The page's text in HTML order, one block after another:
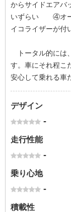
からサイドエア
いずらい ④オー
イコライザー
トータル的には
す。車にそれ程こ
安心して乗れる車
デザイン
-
走行性能
-
乗り心地
-
積載性